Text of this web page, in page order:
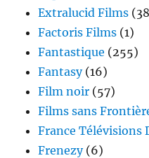
Extralucid Films
Factoris Films (1)
Fantastique (255)
Fantasy(16)
Film noir (57)
Films sans
France Télévisions
Frenezy(6)